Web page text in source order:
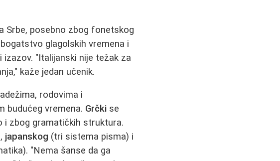
Srbe, posebno zbog fonetskog
glagolskih vremena i
"Italijanski nije težak za
kaže jedan učenik.
rodovima i
budućeg vremena. Grčki se
i zbog gramatičkih struktura.
japanskog (tri sistema pisma) i
"Nema šanse da ga